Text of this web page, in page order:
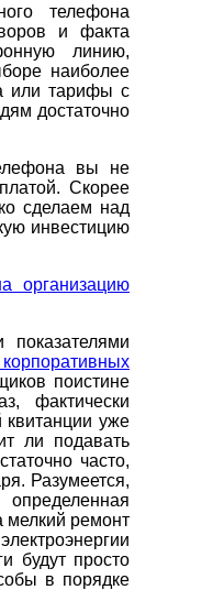
телефона
и факта
линию,
наиболее
или тарифы с
достаточно
вы не
Скорее
сделаем над
инвестицию
организацию
поистине
фактически
уже
ли подавать
часто,
Разумеется,
ремонт
будут просто
в порядке